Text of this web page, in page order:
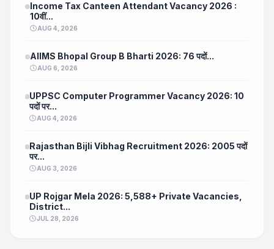
Income Tax Canteen Attendant Vacancy 2026 :
10वीं...
AUG 4, 2026
AIIMS Bhopal Group B Bharti 2026: 76 पदों...
AUG 6, 2026
UPPSC Computer Programmer Vacancy 2026: 10
पदों पर...
AUG 4, 2026
Rajasthan Bijli Vibhag Recruitment 2026: 2005 पदों
पर...
AUG 3, 2026
UP Rojgar Mela 2026: 5,588+ Private Vacancies,
District...
JUL 28, 2026